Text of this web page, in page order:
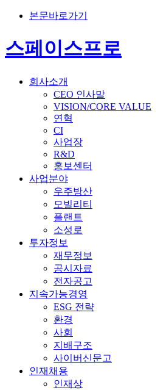
본문바로가기
스페이스프로
회사소개
CEO 인사말
VISION/CORE VALUE
연혁
CI
사업장
R&D
홍보센터
사업분야
우주방산
모빌리티
플랜트
소성로
투자정보
재무정보
공시자료
전자공고
지속가능경영
ESG 전략
환경
사회
지배구조
사이버신문고
인재채용
인재상